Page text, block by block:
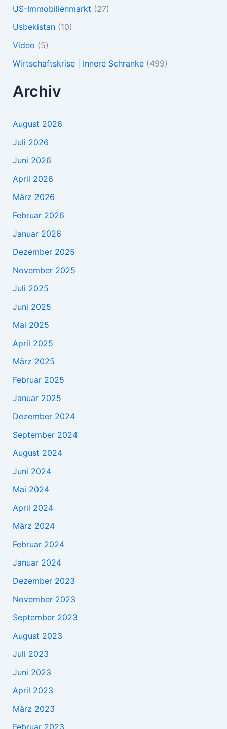
US-Immobilienmarkt (27)
Usbekistan(10)
Video (5)
Wirtschaftskrise | Innere Schranke(499)
Archiv
August 2026
Juli 2026
Juni 2026
April 2026
März 2026
Februar 2026
Januar 2026
Dezember 2025
November 2025
Juli 2025
Juni 2025
Mai 2025
April 2025
März 2025
Februar 2025
Januar 2025
Dezember 2024
September 2024
August 2024
Juni 2024
Mai 2024
April 2024
März 2024
Februar 2024
Januar 2024
Dezember 2023
November 2023
September 2023
August 2023
Juli 2023
Juni 2023
April 2023
März 2023